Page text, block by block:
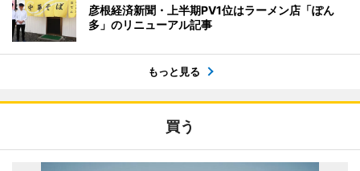
彦根経済新聞・上半期PV1位はラーメン店「ぽん
多」のリニューアル記事
もっと見る
買う